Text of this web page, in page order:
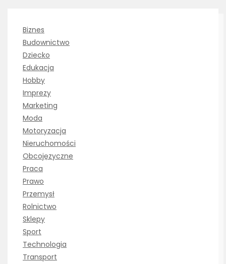
Biznes
Budownictwo
Dziecko
Edukacja
Hobby
Imprezy
Marketing
Moda
Motoryzacja
Nieruchomości
Obcojęzyczne
Praca
Prawo
Przemysł
Rolnictwo
Sklepy
Sport
Technologia
Transport